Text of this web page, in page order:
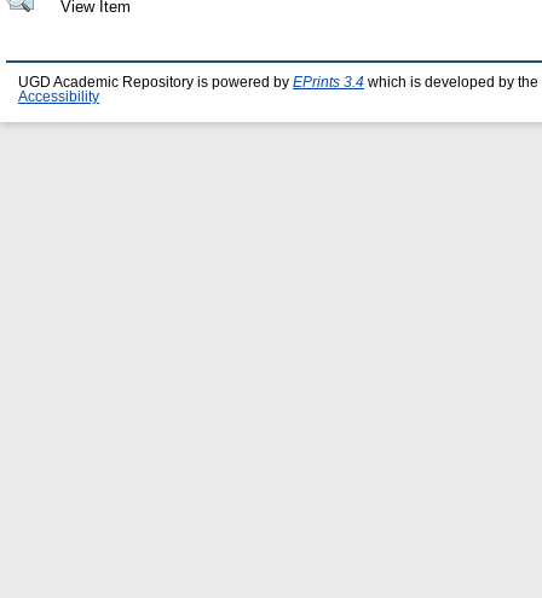
View Item
UGD Academic Repository is powered by EPrints 3.4 which is developed by the
Accessibility